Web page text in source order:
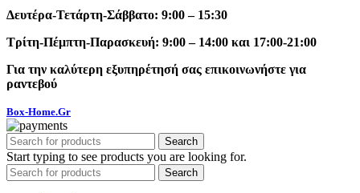
Δευτέρα-Τετάρτη-Σάββατο: 9:00 – 15:30
Τρίτη-Πέμπτη-Παρασκευή: 9:00 – 14:00 και 17:00-21:00
Για την καλύτερη εξυπηρέτησή σας επικοινωνήστε για
ραντεβού
Box-Home.Gr
Search
Start typing to see products you are looking for.
Search